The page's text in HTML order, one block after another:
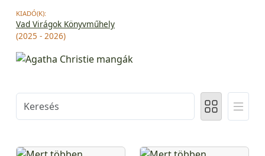
KIADÓ(K):
Vad Virágok Könyvműhely
(2025 - 2026)